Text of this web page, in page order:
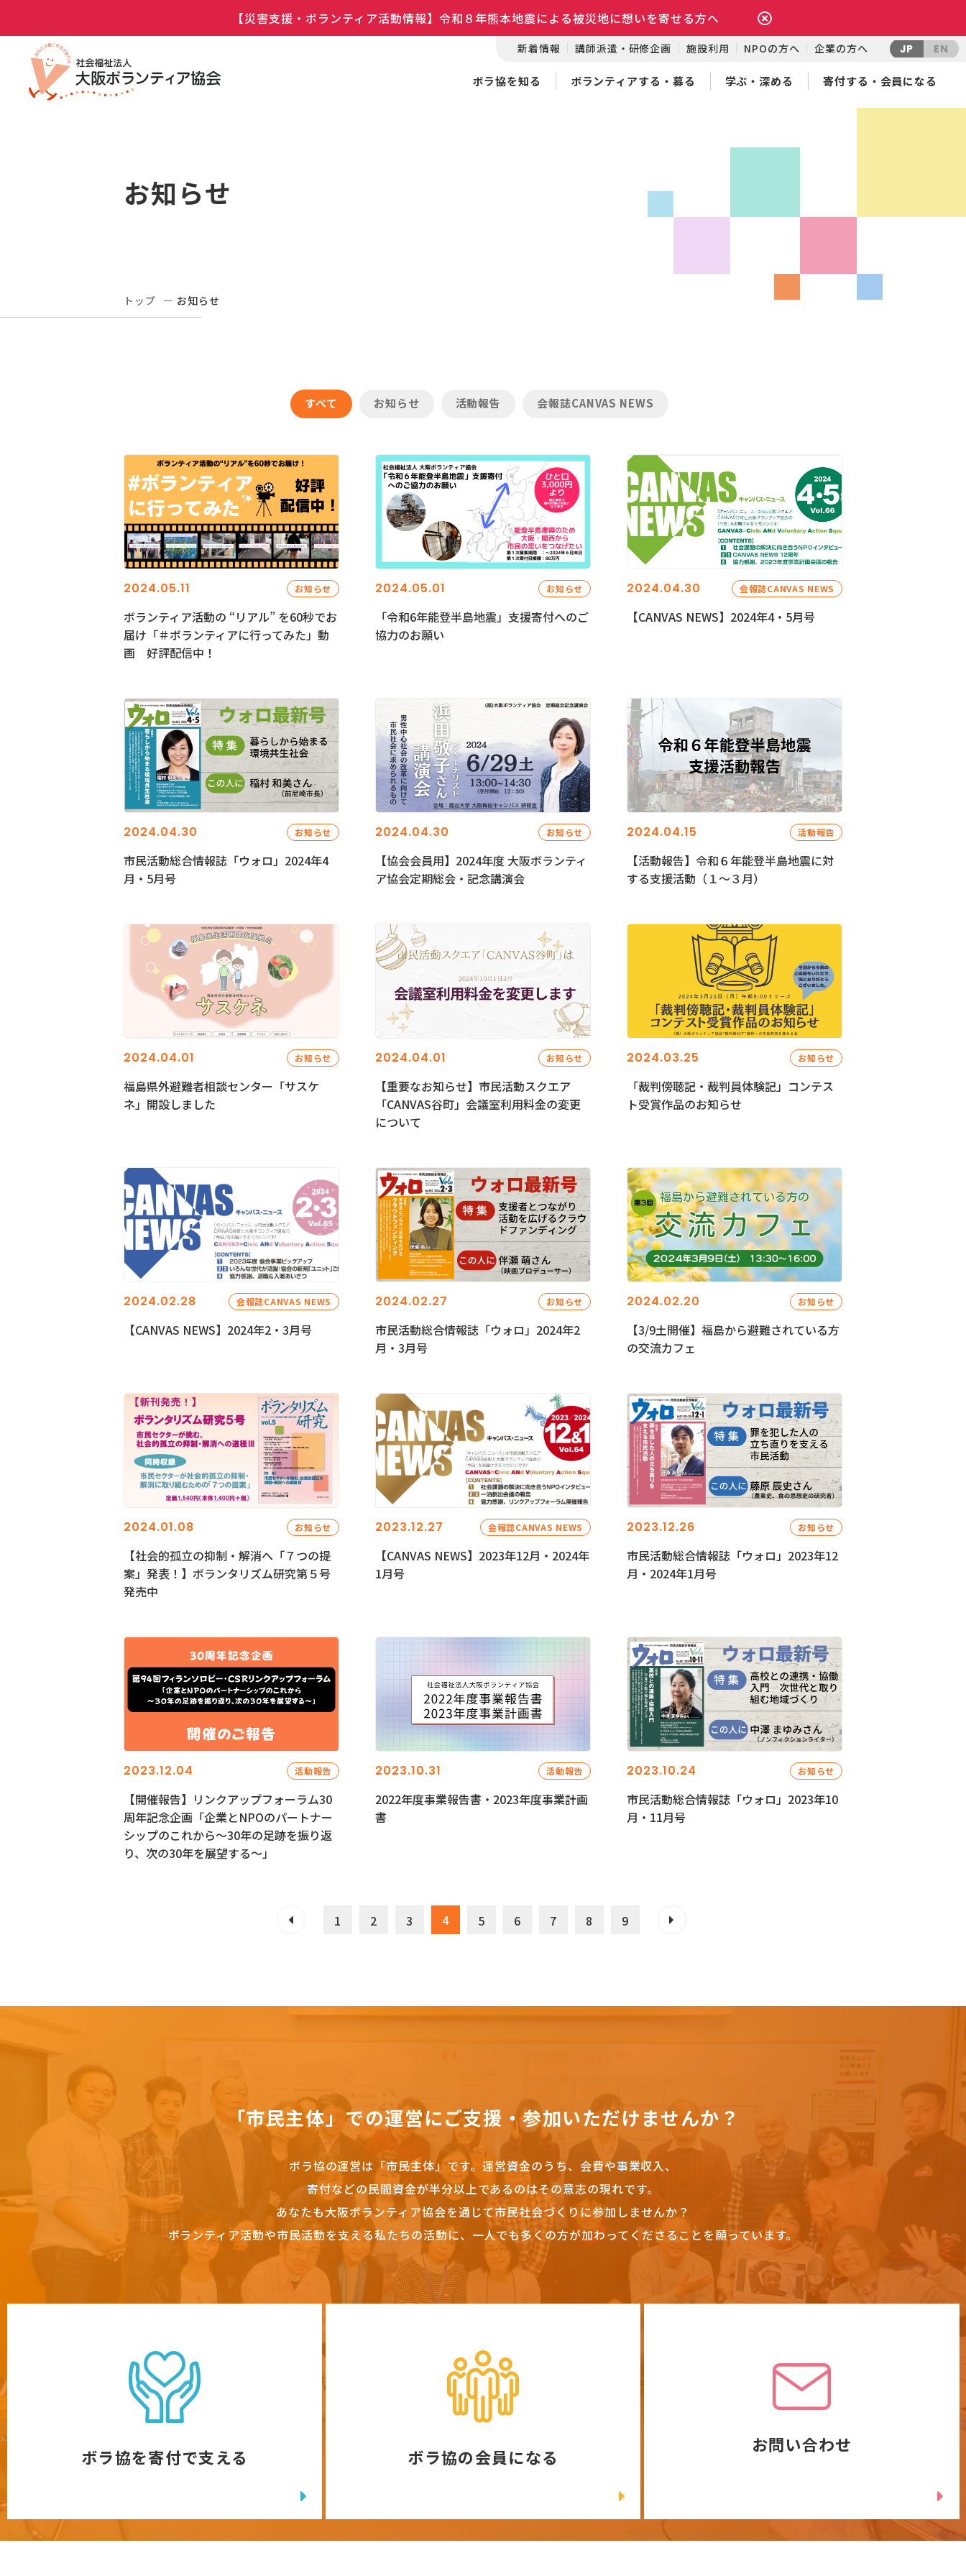
【災害支援・ボランティア活動情報】令和８年熊本地震による被災地に想いを寄せる方へ
新着情報 講師派遣・研修企画 施設利用 NPOの方へ 企業の方へ JP EN
ボラ協を知る ボランティアする・募る 学ぶ・深める 寄付する・会員になる
お知らせ
トップ お知らせ
すべて お知らせ 活動報告 会報誌CANVAS NEWS
2024.05.11 お知らせ
ボランティア活動の “リアル” を60秒でお
届け「＃ボランティアに行ってみた」動
画 好評配信中！
2024.05.01 お知らせ
「令和6年能登半島地震」支援寄付へのご
協力のお願い
2024.04.30 会報誌CANVAS NEWS
【CANVAS NEWS】2024年4・5月号
2024.04.30 お知らせ
市民活動総合情報誌「ウォロ」2024年4
月・5月号
2024.04.30 お知らせ
【協会会員用】2024年度 大阪ボランティ
ア協会定期総会・記念講演会
2024.04.15 活動報告
【活動報告】令和６年能登半島地震に対
する支援活動（１〜３月）
2024.04.01 お知らせ
福島県外避難者相談センター「サスケ
ネ」開設しました
2024.04.01 お知らせ
【重要なお知らせ】市民活動スクエア
「CANVAS谷町」会議室利用料金の変更
について
2024.03.25 お知らせ
「裁判傍聴記・裁判員体験記」コンテス
ト受賞作品のお知らせ
2024.02.28 会報誌CANVAS NEWS
【CANVAS NEWS】2024年2・3月号
2024.02.27 お知らせ
市民活動総合情報誌「ウォロ」2024年2
月・3月号
2024.02.20 お知らせ
【3/9土開催】福島から避難されている方
の交流カフェ
2024.01.08 お知らせ
【社会的孤立の抑制・解消へ「７つの提
案」発表！】ボランタリズム研究第５号
発売中
2023.12.27 会報誌CANVAS NEWS
【CANVAS NEWS】2023年12月・2024年
1月号
2023.12.26 お知らせ
市民活動総合情報誌「ウォロ」2023年12
月・2024年1月号
2023.12.04 活動報告
【開催報告】リンクアップフォーラム30
周年記念企画「企業とNPOのパートナー
シップのこれから～30年の足跡を振り返
り、次の30年を展望する～」
2023.10.31 活動報告
2022年度事業報告書・2023年度事業計画
書
2023.10.24 お知らせ
市民活動総合情報誌「ウォロ」2023年10
月・11月号
1 2 3 4 5 6 7 8 9
「市民主体」での運営にご支援・参加いただけませんか？
ボラ協の運営は「市民主体」です。 運営資金のうち、会費や事業収入、
寄付などの民間資金が半分以上であるのはその意志の現れです。
あなたも大阪ボランティア協会を通じて市民社会づくりに参加しませんか？
ボランティア活動や市民活動を支える私たちの活動に、一人でも多くの方が加わってくださることを願っています。
ボラ協を寄付で支える ボラ協の会員になる
お問い合わせ